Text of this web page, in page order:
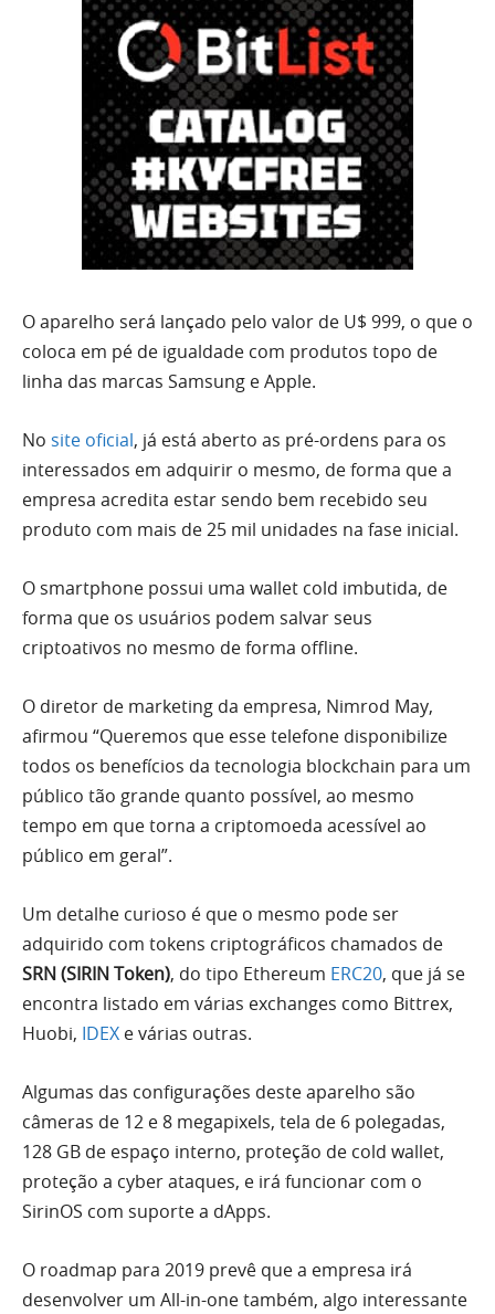
O aparelho será lançado pelo valor de U$ 999, o que o
coloca em pé de igualdade com produtos topo de
linha das marcas Samsung e Apple.
No site oficial, já está aberto as pré-ordens para os
interessados em adquirir o mesmo, de forma que a
empresa acredita estar sendo bem recebido seu
produto com mais de 25 mil unidades na fase inicial.
O smartphone possui uma wallet cold imbutida, de
forma que os usuários podem salvar seus
criptoativos no mesmo de forma offline.
O diretor de marketing da empresa, Nimrod May,
afirmou “Queremos que esse telefone disponibilize
todos os benefícios da tecnologia blockchain para um
público tão grande quanto possível, ao mesmo
tempo em que torna a criptomoeda acessível ao
público em geral”.
Um detalhe curioso é que o mesmo pode ser
adquirido com tokens criptográficos chamados de
SRN (SIRIN Token), do tipo Ethereum ERC20, que já se
encontra listado em várias exchanges como Bittrex,
Huobi, IDEX e várias outras.
Algumas das configurações deste aparelho são
câmeras de 12 e 8 megapixels, tela de 6 polegadas,
128 GB de espaço interno, proteção de cold wallet,
proteção a cyber ataques, e irá funcionar com o
SirinOS com suporte a dApps.
O roadmap para 2019 prevê que a empresa irá
desenvolver um All-in-one também, algo interessante